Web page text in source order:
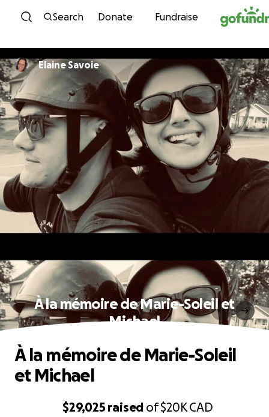
Skip to content
Search Donate Fundraise
Elaine Savoie
À la mémoire de Marie-Soleil et
Michael
$29,025 raised of$20KCAD
À la mémoire de Marie-Soleil
et Michael